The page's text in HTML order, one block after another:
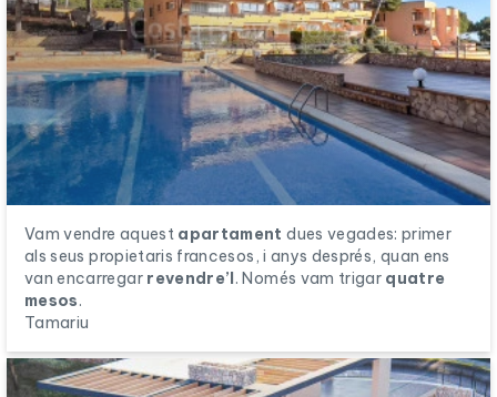
Vam vendre aquest apartament dues vegades: primer
als seus propietaris francesos, i anys després, quan ens
van encarregar revendre’l. Només vam trigar quatre
mesos.
Tamariu